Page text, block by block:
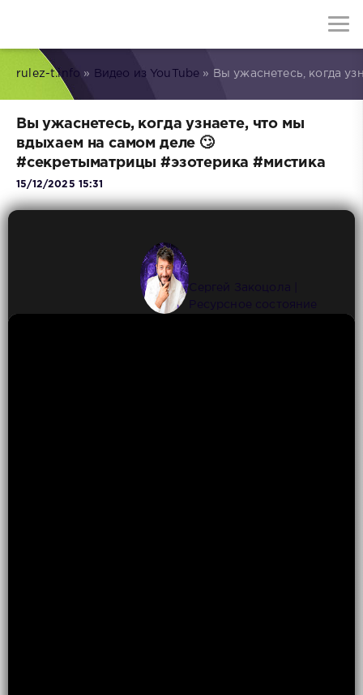
rulez-t.info » Видео из YouTube » Вы ужаснетесь, когда
Вы ужаснетесь, когда узнаете, что мы
вдыхаем на самом деле 🙄
#секретыматрицы #эзотерика #мистика
15/12/2025 15:31
Сергей Закоцола |
Ресурсное состояние